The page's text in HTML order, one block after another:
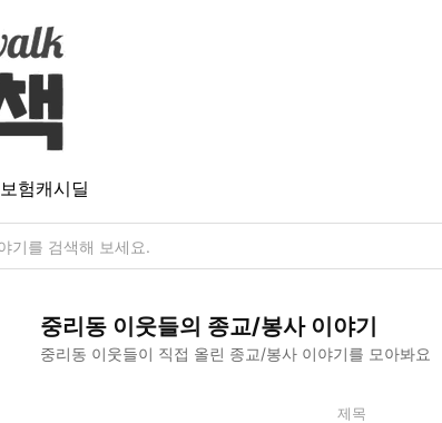
보험캐시딜
중리동 이웃들의 종교/봉사이야기
중리동 이웃들이 직접 올린 종교/봉사 이야기를 모아봐요
제목